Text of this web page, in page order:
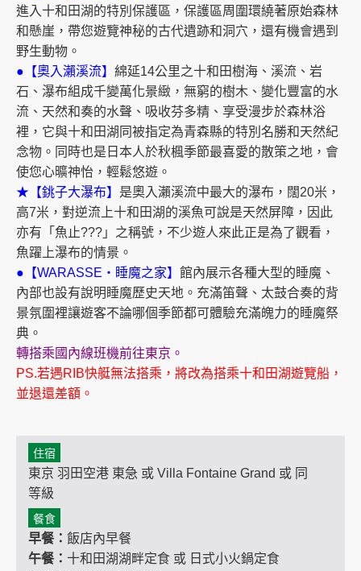
進入十和田湖的特別保護區，保護區周圍環繞著原始森林
和懸崖，帶您遊覽神秘的古代遺跡和洞穴，還有機會遇到
野生動物。
●【奧入瀨溪流】 綿延14公里之十和田樹海、溪流、岩
石、瀑布組成千變萬化景緻，無窮的樹木、變化豐富的水
流、天然和奏的水聲、吸收芬多精、享受漫步於森林浴
裡，它與十和田湖同被指定為青森縣的特別名勝和天然紀
念物。同時也是日本人於秋楓季節最喜愛的散策之地，會
使您心曠神怡，輕鬆悠遊。
★【銚子大瀑布】 是奧入瀨溪流中最大的瀑布，闊20米，
高7米，對逆流上十和田湖的溪魚可說是天然屏障，因此
亦有「魚止???」之稱號，不少遊人來此正是為了觀看，
魚躍上瀑布的情景。
●【WARASSE‧睡魔之家】 館內展示各種大型的睡魔、
內部也設有說明睡魔歷史天地。充滿笛聲、太鼓合奏的背
景氛圍裡讓遊客不論哪個季節都可體驗充滿魄力的睡魔祭
典。
轉搭乘國內線班機前往東京。
PS.若遇RIB快艇無法搭乘，將改為搭乘十和田湖遊覽船，
並退還差額。
住宿
東京 羽田空港 東急 或 Villa Fontaine Grand 或 同
等級
餐食
早餐： 飯店內早餐
午餐： 十和田湖湖畔定食 或 日式小火鍋定食